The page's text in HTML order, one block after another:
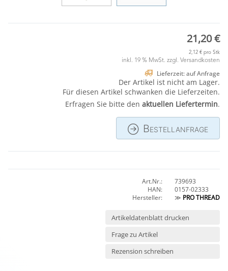
21,20 €
2,12 € pro Stk
inkl. 19 % MwSt. zzgl. Versandkosten
Lieferzeit: auf Anfrage
Der Artikel ist nicht am Lager.
Für diesen Artikel schwanken die Lieferzeiten.
Erfragen Sie bitte den aktuellen Liefertermin.
Bestellanfrage
Art.Nr.:
739693
HAN:
0157-02333
Hersteller:
≫ PRO THREAD
Artikeldatenblatt drucken
Frage zu Artikel
Rezension schreiben